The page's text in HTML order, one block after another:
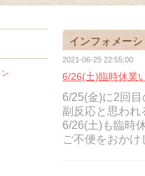
インフォメー
2021-06-25 22:55:00
6/26(土)臨時休業
6/25(金)に2回
副反応と思われ
6/26(土)も臨時
ご不便をおか